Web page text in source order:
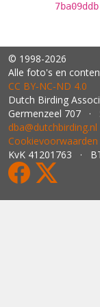
© 1998-2026
Alle foto's en
CC BY‑NC‑ND 4.0
Dutch Birding
Germenzeel 707 ·
dba@dutchbirding.nl
Cookievoorwaarden
KvK 41201763 ·